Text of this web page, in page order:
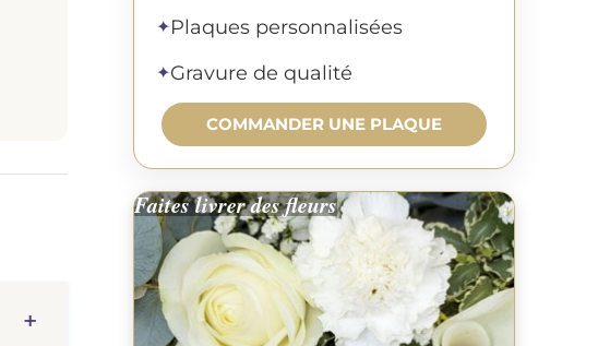
✦Plaques personnalisées
✦Gravure de qualité
COMMANDER UNE PLAQUE
Faites livrer des fleurs